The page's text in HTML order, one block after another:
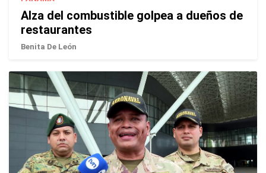
Alza del combustible golpea a dueños de
restaurantes
Benita De León